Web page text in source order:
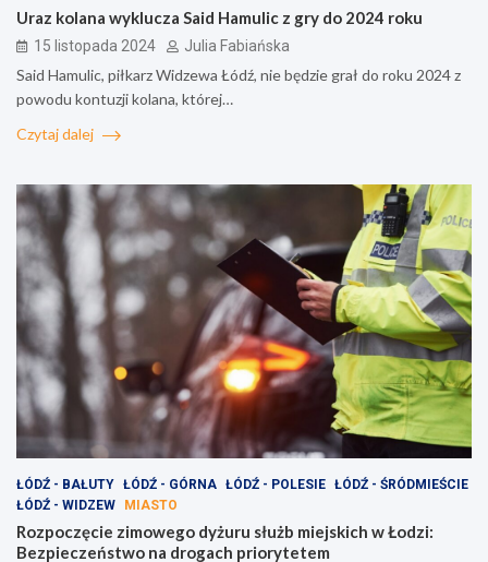
Uraz kolana wyklucza Said Hamulic z gry do 2024 roku
15 listopada 2024 Julia Fabiańska
Said Hamulic, piłkarz Widzewa Łódź, nie będzie grał do roku 2024 z
powodu kontuzji kolana, której…
Czytaj dalej
ŁÓDŹ - BAŁUTY ŁÓDŹ - GÓRNA ŁÓDŹ - POLESIE ŁÓDŹ - ŚRÓDMIEŚCIE
ŁÓDŹ - WIDZEW
MIASTO
Rozpoczęcie zimowego dyżuru służb miejskich w Łodzi:
Bezpieczeństwo na drogach priorytetem